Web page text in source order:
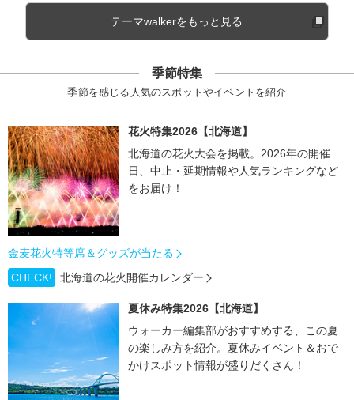
テーマwalkerをもっと見る
季節特集
季節を感じる人気のスポットやイベントを紹介
花火特集2026【北海道】
北海道の花火大会を掲載。2026年の開催
日、中止・延期情報や人気ランキングなど
をお届け！
金麦花火特等席＆グッズが当たる
CHECK!
北海道の花火開催カレンダー
夏休み特集2026【北海道】
ウォーカー編集部がおすすめする、この夏
の楽しみ方を紹介。夏休みイベント＆おで
かけスポット情報が盛りだくさん！